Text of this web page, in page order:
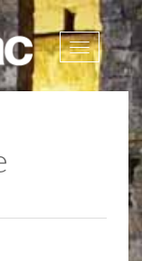
Afficher
la